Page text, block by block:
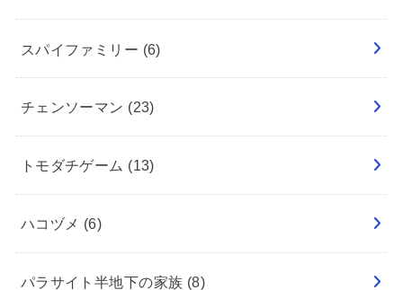
スパイファミリー (6)
チェンソーマン (23)
トモダチゲーム (13)
ハコヅメ (6)
パラサイト半地下の家族 (8)